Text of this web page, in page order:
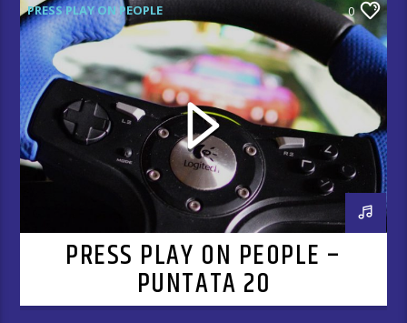
PRESS PLAY ON PEOPLE 0
PRESS PLAY ON PEOPLE –
PUNTATA 20